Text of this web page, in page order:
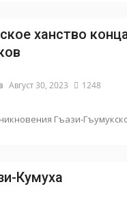
ханство
Август 30, 2023 1248
Гъази-
Кумуха